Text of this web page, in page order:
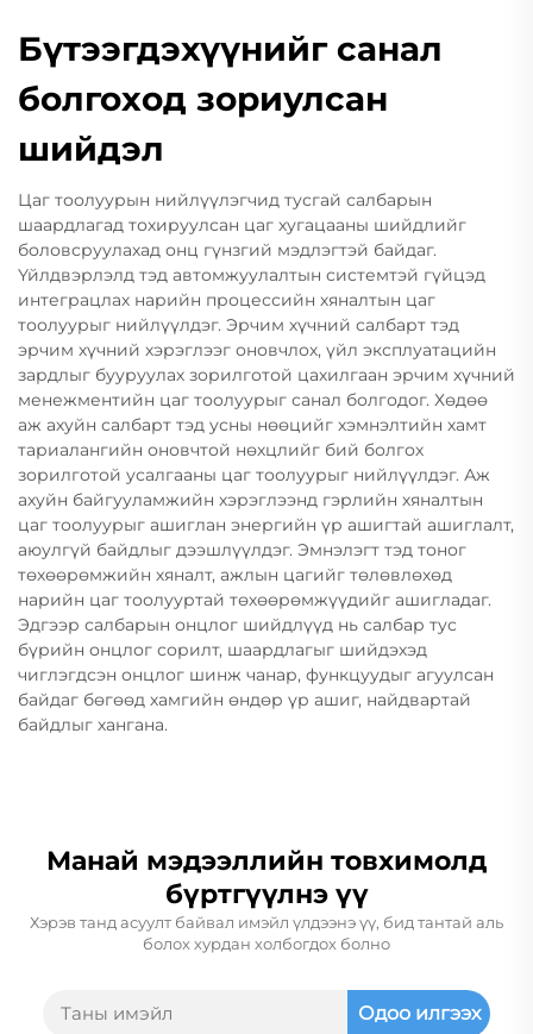
Бүтээгдэхүүнийг санал
болгоход зориулсан
шийдэл
Цаг тоолуурын нийлүүлэгчид тусгай салбарын
шаардлагад тохируулсан цаг хугацааны шийдлийг
боловсруулахад онц гүнзгий мэдлэгтэй байдаг.
Үйлдвэрлэлд тэд автомжуулалтын системтэй гүйцэд
интеграцлах нарийн процессийн хяналтын цаг
тоолуурыг нийлүүлдэг. Эрчим хүчний салбарт тэд
эрчим хүчний хэрэглээг оновчлох, үйл эксплуатацийн
зардлыг бууруулах зорилготой цахилгаан эрчим хүчний
менежментийн цаг тоолуурыг санал болгодог. Хөдөө
аж ахуйн салбарт тэд усны нөөцийг хэмнэлтийн хамт
тариалангийн оновчтой нөхцлийг бий болгох
зорилготой усалгааны цаг тоолуурыг нийлүүлдэг. Аж
ахуйн байгууламжийн хэрэглээнд гэрлийн хяналтын
цаг тоолуурыг ашиглан энергийн үр ашигтай ашиглалт,
аюулгүй байдлыг дээшлүүлдэг. Эмнэлэгт тэд тоног
төхөөрөмжийн хяналт, ажлын цагийг төлөвлөхөд
нарийн цаг тоолууртай төхөөрөмжүүдийг ашигладаг.
Эдгээр салбарын онцлог шийдлүүд нь салбар тус
бүрийн онцлог сорилт, шаардлагыг шийдэхэд
чиглэгдсэн онцлог шинж чанар, функцуудыг агуулсан
байдаг бөгөөд хамгийн өндөр үр ашиг, найдвартай
байдлыг хангана.
Манай мэдээллийн товхимолд
бүртгүүлнэ үү
Хэрэв танд асуулт байвал имэйл үлдээнэ үү, бид тантай аль
болох хурдан холбогдох болно
Одоо илгээх